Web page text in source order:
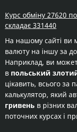
Курс обміну 27620
складає 331440
На нашому сайті ви
валюту на іншу за
Наприклад, ви
в польський
цікавить, всього за
калькулятор, який
гривень в різних
поточних курсах і